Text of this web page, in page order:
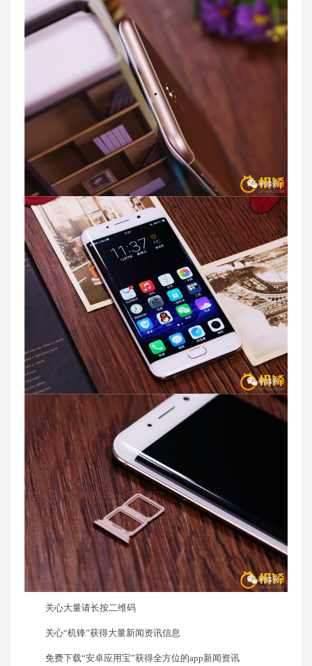
关心大量请长按二维码
关心“机锋”获得大量新闻资讯信息
免费下载“安卓应用宝”获得全方位的app新闻资讯